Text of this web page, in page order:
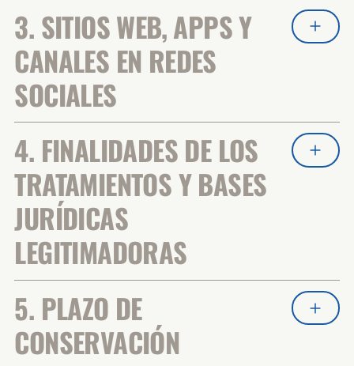
3. SITIOS WEB, APPS Y
CANALES EN REDES
SOCIALES
4. FINALIDADES DE LOS
TRATAMIENTOS Y BASES
JURÍDICAS
LEGITIMADORAS
5. PLAZO DE
CONSERVACIÓN